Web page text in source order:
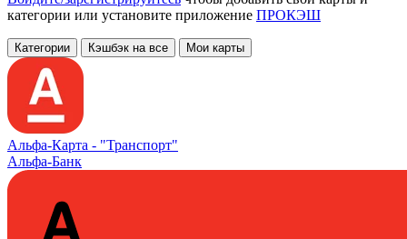
категории или установите приложение ПРОКЭШ
Категории Кэшбэк на все Мои карты
Альфа‑Карта - "Транспорт"
Альфа-Банк